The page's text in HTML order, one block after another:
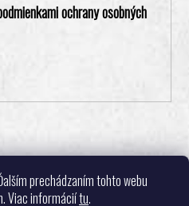
prechádzaním tohto webu
Viac informáciítu.
ochrany osobných
ADATELIER